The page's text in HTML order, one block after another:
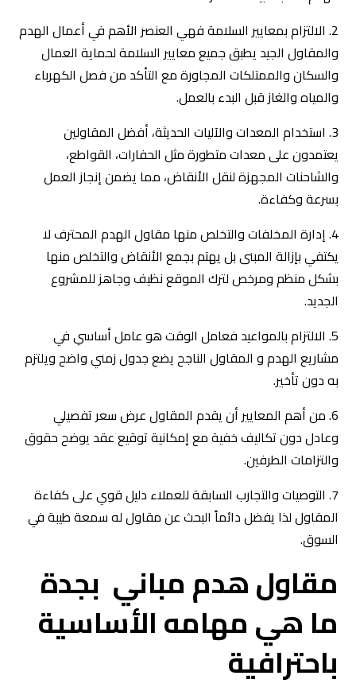
2. الالتزام بمعايير السلامة فهي العنصر الأهم في أعمال الهدم
والمقاول الجيد يطبق جميع معايير السلامة لحماية العمال
والسكان والممتلكات المجاورة مع التأكد من فصل الكهرباء
والمياه والغاز قبل البدء بالعمل.
3. استخدام المعدات والآليات الحديثة، أفضل المقاولين
يعتمدون على معدات متطورة مثل الحفارات، القواطع،
والشاحنات المجهزة لنقل الأنقاض، مما يضمن إنجاز العمل
بسرعة وكفاءة.
4. إدارة المخلفات والتخلص منها مقاول الهدم المحترف لا
يكتفي بإزالة المبنى بل يهتم بجمع الأنقاض والتخلص منها
بشكل منظم ومرخص لترك الموقع نظيف وجاهز للمشروع
الجديد.
5. الالتزام بالمواعيد فعامل الوقت هو عامل أساسي في
مشاريع الهدم و المقاول الناجح يضع جدول زمني واضح ويلتزم
به دون تأخير.
6. من أهم المعايير أن يقدم المقاول عرض سعر تفصيلي
وعادل دون تكاليف خفية مع إمكانية توقيع عقد يوضح حقوق
والتزامات الطرفين.
7. التوصيات والتجارب السابقة للعملاء دليل قوي على كفاءة
المقاول لذا يفضل دائماً البحث عن مقاول له سمعة طيبة في
السوق.
مقاول هدم مباني بجدة
ما هي مهامه الأساسية
باحترافية